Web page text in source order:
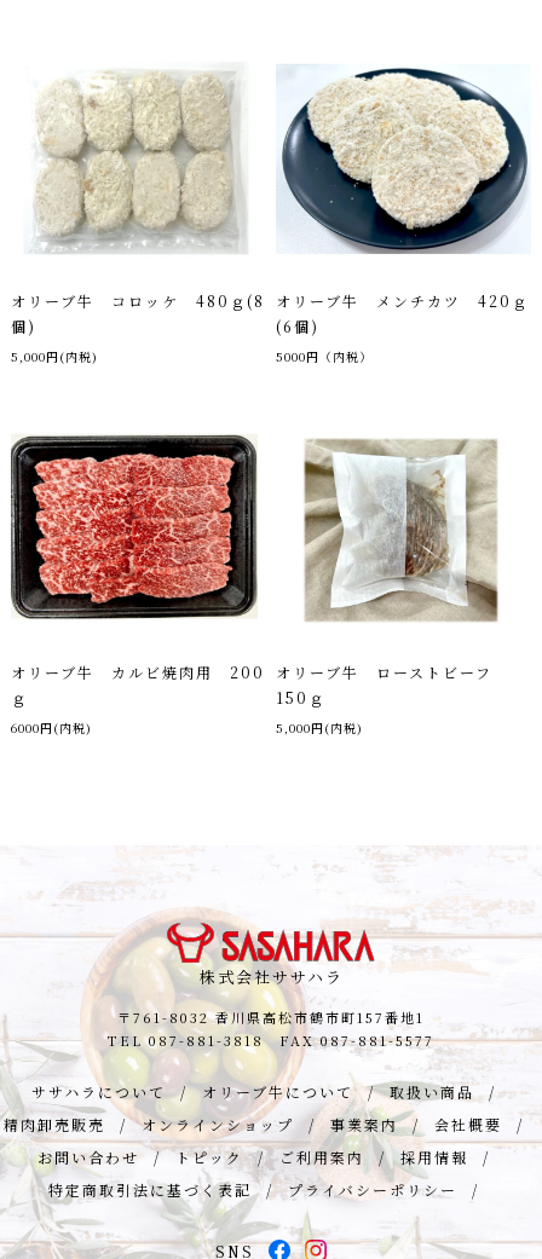
オリーブ牛 コロッケ 480ｇ(8
個)
5,000円(内税)
オリーブ牛 メンチカツ 420ｇ
(6個)
5000円（内税）
オリーブ牛 カルビ焼肉用 200
ｇ
6000円(内税)
オリーブ牛 ローストビーフ
150ｇ
5,000円(内税)
株式会社ササハラ
〒761-8032 香川県高松市鶴市町157番地1
TEL087-881-3818FAX 087-881-5577
ササハラについて オリーブ牛について
取扱い商品
精肉卸売販売
オンラインショップ 事業案内
会社概要
お問い合わせ
トピック ご利用案内
採用情報
特定商取引法に基づく表記
プライバシーポリシー
SNS